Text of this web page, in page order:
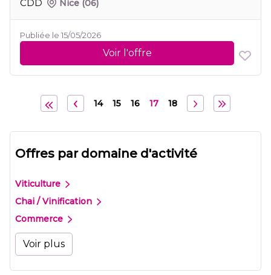
CDD Nice (06)
Publiée le 15/05/2026
Voir l'offre
14 15 16 17 18
Offres par domaine d'activité
Viticulture
Chai / Vinification
Commerce
Voir plus